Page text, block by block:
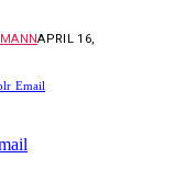
APRIL 16,
Email